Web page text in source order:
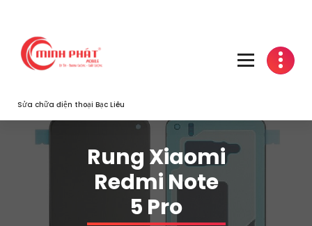
content
Sửa chữa điện thoại Bạc Liêu
Rung Xiaomi
Redmi Note
5 Pro